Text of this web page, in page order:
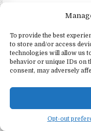
To provide the best
to store and/or access
technologies will allow us
behavior or unique IDs on
consent, may adversely
Opt-out
casamento traz
então há uma
entre o Pai e o
prova que Jesus
e vosso